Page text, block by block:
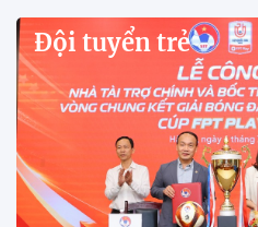
Xã Hùng Châu tưng
truyền thống lần thứ VI
Giải bóng đá truyền thống
chính thức khởi tranh với
bóng, hứa hẹn mang đến
HLV Kim Sang Sik: "ĐT